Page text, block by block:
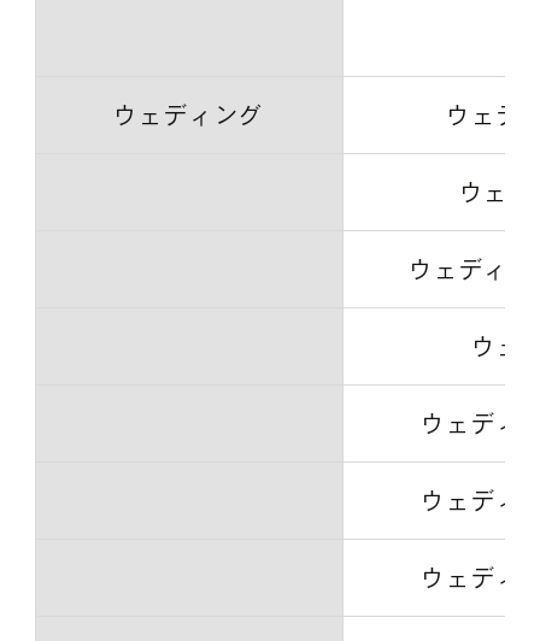
ウェディング ウェデ
ウェ
ウェディ
ウェ
ウェディ
ウェディ
ウェディ